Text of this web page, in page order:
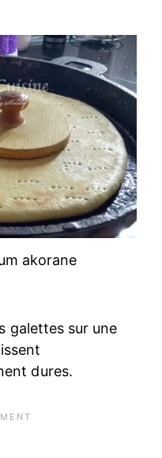
akorane
galettes sur une
dures.